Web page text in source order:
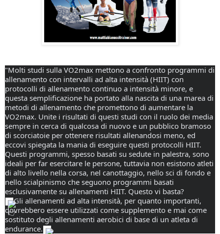
"Molti studi sulla VO2max mettono a confronto programmi di
allenamento con intervalli ad alta intensità (HIIT) con
protocolli di allenamento continuo a intensità minore, e
questa semplificazione ha portato alla nascita di una marea di
metodi di allenamento che promettono di aumentare la
VO2max. Unite i risultati di questi studi con il ruolo dei media
sempre in cerca di qualcosa di nuovo e un pubblico bramoso
di scorciatoie per ottenere risultati allenandosi meno, ed
eccovi spiegata la mania di eseguire questi protocolli HIIT.
Questi programmi, spesso basati su sedute in palestra, sono
ideali per far esercitare le persone, tuttavia non esistono atleti
di alto livello nella corsa, nel canottaggio, nello sci di fondo e
nello scialpinismo che seguono programmi basati
esclusivamente su allenamenti HIIT. Questo vi basta?
Gli allenamenti ad alta intensità, per quanto importanti,
dovrebbero essere utilizzati come supplemento e mai come
sostituto degli allenamenti aerobici di base di un atleta di
endurance.